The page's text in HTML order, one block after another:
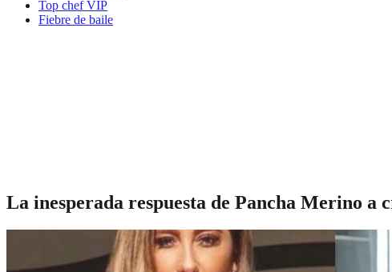
Top chef VIP
Fiebre de baile
La inesperada respuesta de Pancha Merino